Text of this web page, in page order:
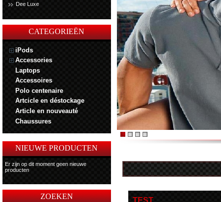
Dee Luxe
CATEGORIEËN
iPods
Accessories
Laptops
Accessoires
Polo centenaire
Artcicle en déstockage
Article en nouveauté
Chaussures
NIEUWE PRODUCTEN
Er zijn op dit moment geen nieuwe
producten
ZOEKEN